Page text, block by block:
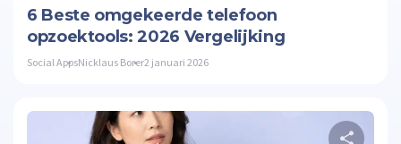
6 Beste omgekeerde telefoon
opzoektools: 2026 Vergelijking
Social AppsNicklaus Borer2 januari 2026